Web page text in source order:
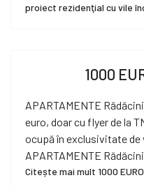
proiect rezidenţial cu vile
1000
APARTAMENTE
euro, doar cu flyer de la
ocupă în exclusivitate de
APARTAMENTE
Citește mai mult 1000